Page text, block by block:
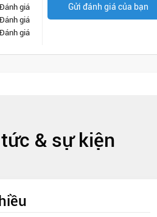
giá
giá
giá
Gửi đánh giá của bạn
& sự kiện